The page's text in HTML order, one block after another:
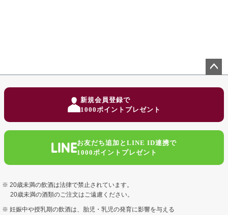
新規会員登録で
1000ポイントプレゼント
お友だち追加とLINE ID連携で
1000ポイントプレゼント
20歳未満の飲酒は法律で禁止されています。
20歳未満の酒類のご注文はご遠慮ください。
妊娠中や授乳期の飲酒は、胎児・乳児の発育に影響を与える